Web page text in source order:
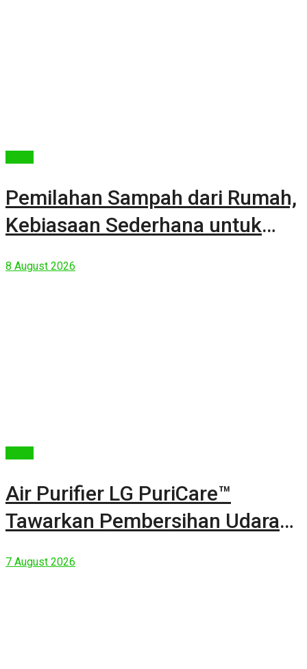
Pemilahan Sampah dari Rumah,
Kebiasaan Sederhana untuk
8 August 2026
Air Purifier LG PuriCare™
Tawarkan Pembersihan Udara
7 August 2026